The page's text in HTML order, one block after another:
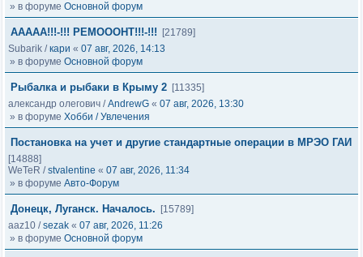
» в форуме Основной форум
ААААА!!!-!!! РЕМОООНТ!!!-!!!
[21789]
Subarik /кари « 07 авг, 2026, 14:13
» в форуме Основной форум
Рыбалка и рыбаки в Крыму 2 [11335]
александр олегович /AndrewG « 07 авг, 2026, 13:30
» в форуме Хобби / Увлечения
Постановка на учет и другие стандартные операции в МРЭО ГАИ
[14888]
WeTeR /stvalentine « 07 авг, 2026, 11:34
» в форуме Авто-Форум
Донецк, Луганск. Началось.
[15789]
aaz10 /sezak « 07 авг, 2026, 11:26
» в форуме Основной форум